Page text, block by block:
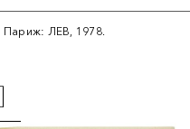
ЛЕВ, 1978.